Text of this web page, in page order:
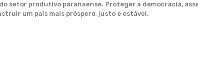
setor produtivo paranaense. Proteger a democracia,
um país mais próspero, justo e estável.